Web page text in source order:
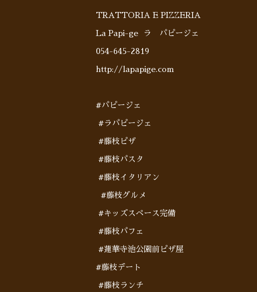
TRATTORIA E PIZZERIA
La Papi-ge ラ パピージェ
054-645-2819
http://lapapige.com
#パピージェ
#ラパピージェ
#藤枝ピザ
#藤枝パスタ
#藤枝イタリアン
#藤枝グルメ
#キッズスペース完備
#藤枝パフェ
#蓮華寺池公園前ピザ屋
#藤枝デート
#藤枝ランチ